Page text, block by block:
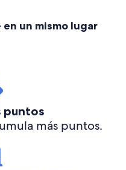
un mismo lugar
puntos
más puntos.